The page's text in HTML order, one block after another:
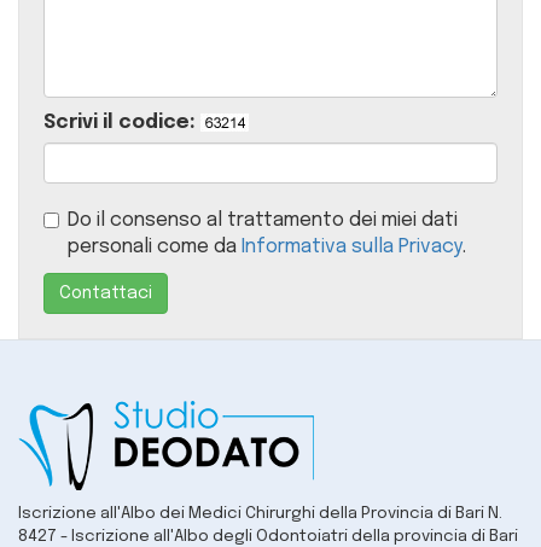
Scrivi il codice:
Do il consenso al trattamento dei miei dati
personali come da Informativa sulla Privacy.
Contattaci
Iscrizione all'Albo dei Medici Chirurghi della Provincia di Bari N.
8427 - Iscrizione all'Albo degli Odontoiatri della provincia di Bari